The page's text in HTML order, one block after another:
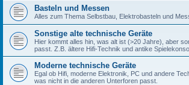
Basteln und Messen
Alles zum Thema Selbstbau, Elektrobasteln und
Sonstige alte technische Geräte
Hier kommt alles hin, was alt ist (>20 Jahre), aber
passt. Z.B. ältere Hifi-Technik und antike
Moderne technische Geräte
Egal ob Hifi, moderne Elektronik, PC und andere
was nicht in die anderen Unterforen passt.